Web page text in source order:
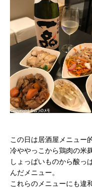
この日は居酒屋メニュー
冷ややっこから鶏肉の米
しょっぱいものから酸っ
んだメニュー。
これらのメニューにも違